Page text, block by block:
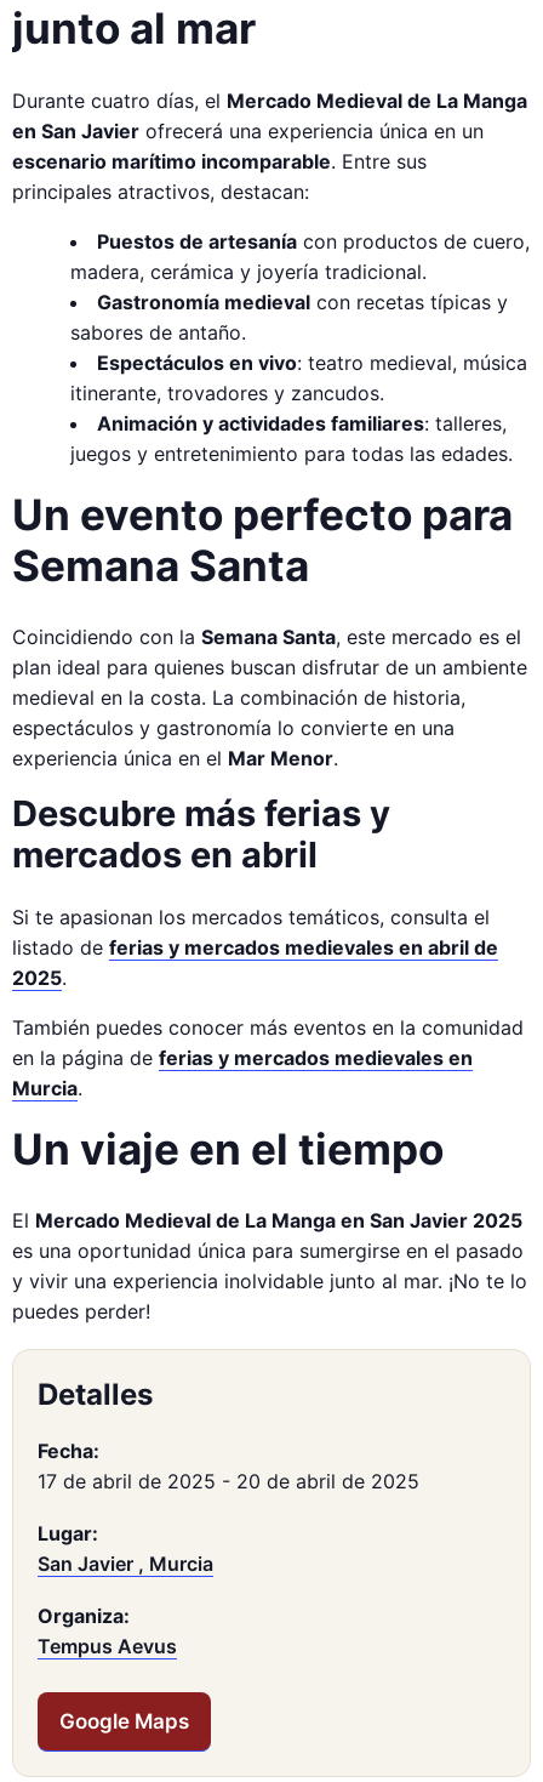
junto al mar
Durante cuatro días, el Mercado Medieval de La Manga
en San Javier ofrecerá una experiencia única en un
escenario marítimo incomparable. Entre sus
principales atractivos, destacan:
Puestos de artesanía con productos de cuero,
madera, cerámica y joyería tradicional.
Gastronomía medieval con recetas típicas y
sabores de antaño.
Espectáculos en vivo: teatro medieval, música
itinerante, trovadores y zancudos.
Animación y actividades familiares: talleres,
juegos y entretenimiento para todas las edades.
Un evento perfecto para
Semana Santa
Coincidiendo con la Semana Santa, este mercado es el
plan ideal para quienes buscan disfrutar de un ambiente
medieval en la costa. La combinación de historia,
espectáculos y gastronomía lo convierte en una
experiencia única en el Mar Menor.
Descubre más ferias y
mercados en abril
Si te apasionan los mercados temáticos, consulta el
listado de ferias y mercados medievales en abril de
2025.
También puedes conocer más eventos en la comunidad
en la página de ferias y mercados medievales en
Murcia.
Un viaje en el tiempo
El Mercado Medieval de La Manga en San Javier 2025
es una oportunidad única para sumergirse en el pasado
y vivir una experiencia inolvidable junto al mar. ¡No te lo
puedes perder!
Detalles
Fecha:
17 de abril de 2025 - 20 de abril de 2025
Lugar:
San Javier , Murcia
Organiza:
Tempus Aevus
Google Maps